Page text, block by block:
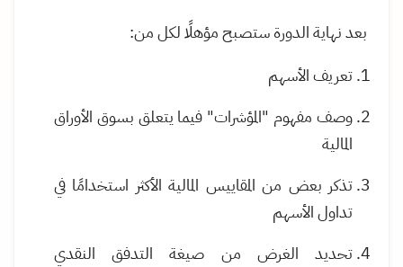
بعد نهاية الدورة ستصبح مؤهلًا لكل من:
تعريف الأسهم
وصف مفهوم "المؤشرات" فيما يتعلق بسوق الأوراق
المالية
تذكر بعض من المقاييس المالية الأكثر استخدامًا في
تداول الأسهم
تحديد الغرض من صيغة التدفق النقدي